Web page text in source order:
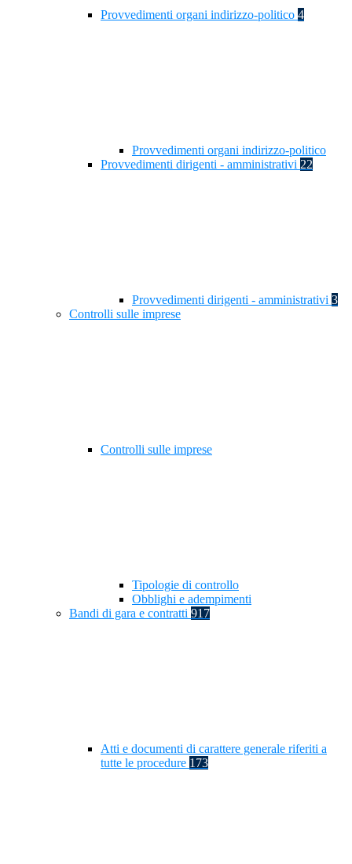
Provvedimenti organi indirizzo-politico 4
Provvedimenti organi indirizzo-politico
Provvedimenti dirigenti - amministrativi 22
Provvedimenti dirigenti - amministrativi 3
Controlli sulle imprese
Controlli sulle imprese
Tipologie di controllo
Obblighi e adempimenti
Bandi di gara e contratti 917
Atti e documenti di carattere generale riferiti a
tutte le procedure 173